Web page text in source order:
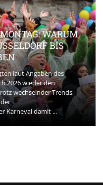
WARUM
BIS
laut Angaben des
2026 wieder den
wechselnder Trends,
Karneval damit ...